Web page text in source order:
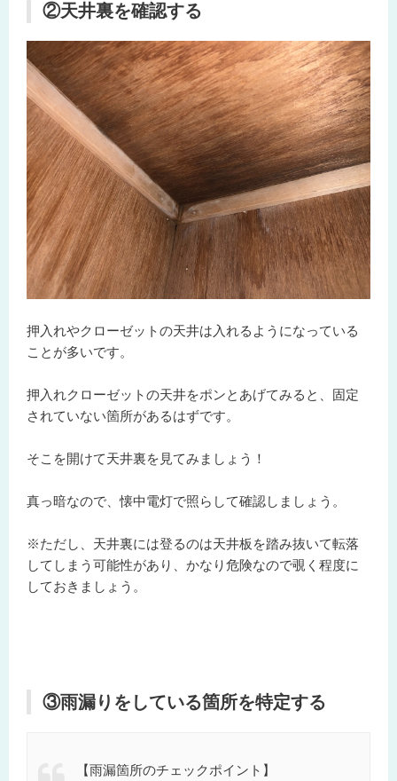
②天井裏を確認する
押入れやクローゼットの天井は入れるようになっている
ことが多いです。
押入れクローゼットの天井をポンとあげてみると、固定
されていない箇所があるはずです。
そこを開けて天井裏を見てみましょう！
真っ暗なので、懐中電灯で照らして確認しましょう。
※ただし、天井裏には登るのは天井板を踏み抜いて転落
してしまう可能性があり、かなり危険なので覗く程度に
しておきましょう。
③雨漏りをしている箇所を特定する
【雨漏箇所のチェックポイント】